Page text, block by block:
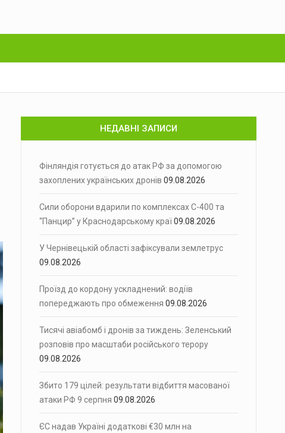
НЕДАВНІ ЗАПИСИ
Фінляндія готується до атак РФ за допомогою
захоплених українських дронів 09.08.2026
Сили оборони вдарили по комплексах С-400 та
“Панцир” у Краснодарському краї09.08.2026
У Чернівецькій області зафіксували землетрус
09.08.2026
Проїзд до кордону ускладнений: водіїв
попереджають про обмеження 09.08.2026
Тисячі авіабомб і дронів за тиждень: Зеленський
розповів про масштаби російського терору
09.08.2026
Збито 179 цілей: результати відбиття масованої
атаки РФ 9 серпня 09.08.2026
ЄС надав Україні додаткові €30 млн на